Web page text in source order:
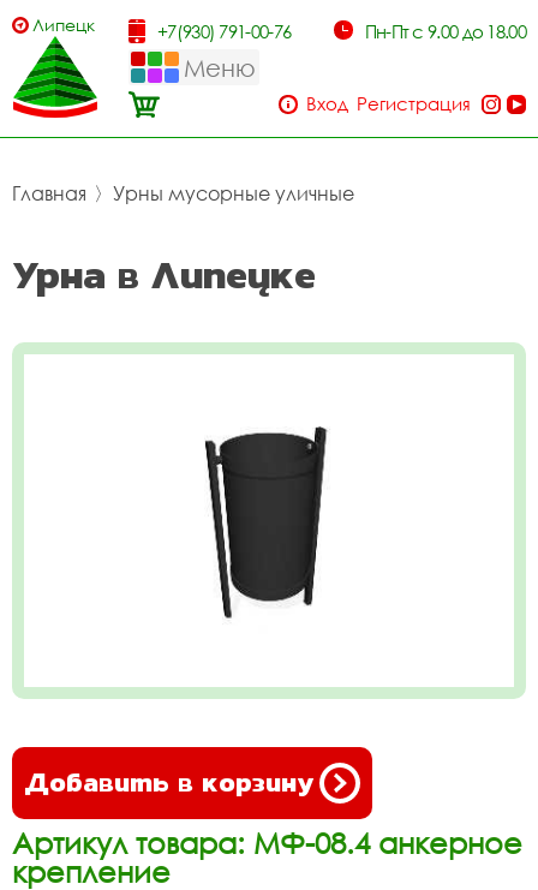
Липецк +7(930) 791-00-76 Пн-Пт с 9.00 до 18.00
Меню
Вход Регистрация
Главная 〉 Урны мусорные уличные
Урна в Липецке
Добавить в корзину
Артикул товара: МФ-08.4 анкерное
крепление